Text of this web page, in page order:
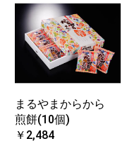
まるやまからから
煎餅(10個)
￥2,484